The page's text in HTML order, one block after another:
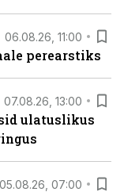
06.08.26, 11:00
perearstiks
07.08.26, 13:00
ulatuslikus
05.08.26, 07:00